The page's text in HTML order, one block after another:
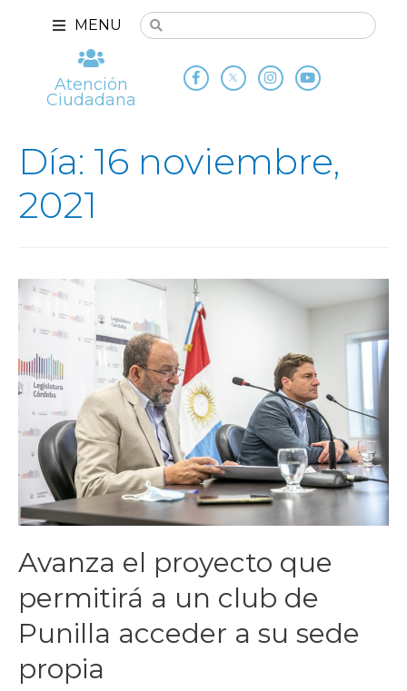
MENU
Atención
Ciudadana
Día: 16 noviembre,
2021
Avanza el proyecto que
permitirá a un club de
Punilla acceder a su sede
propia